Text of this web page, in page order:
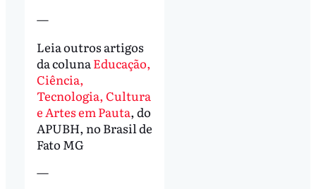
—
Leia outros artigos
da coluna Educação,
Ciência,
Tecnologia, Cultura
e Artes em Pauta, do
APUBH, no Brasil de
Fato MG
—